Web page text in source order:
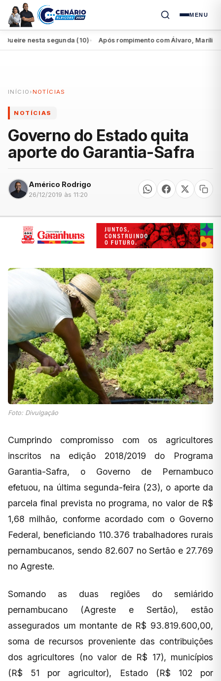
MENU
nesta segunda (10) ● Após rompimento com Álvaro, Marília
INÍCIO › NOTÍCIAS
NOTÍCIAS
Governo do Estado quita
aporte do Garantia-Safra
Américo Rodrigo
26/12/2019 às 11:20
Foto: Divulgação
Cumprindo compromisso com os agricultores
inscritos na edição 2018/2019 do Programa
Garantia-Safra, o Governo de Pernambuco
efetuou, na última segunda-feira (23), o aporte da
parcela final prevista no programa, no valor de R$
1,68 milhão, conforme acordado com o Governo
Federal, beneficiando 110.376 trabalhadores rurais
pernambucanos, sendo 82.607 no Sertão e 27.769
no Agreste.
Somando as duas regiões do semiárido
pernambucano (Agreste e Sertão), estão
assegurados um montante de R$ 93.819.600,00,
soma de recursos proveniente das contribuições
dos agricultores (no valor de R$ 17), municípios
(R$ 51 por agricultor), Estado (R$ 102 por